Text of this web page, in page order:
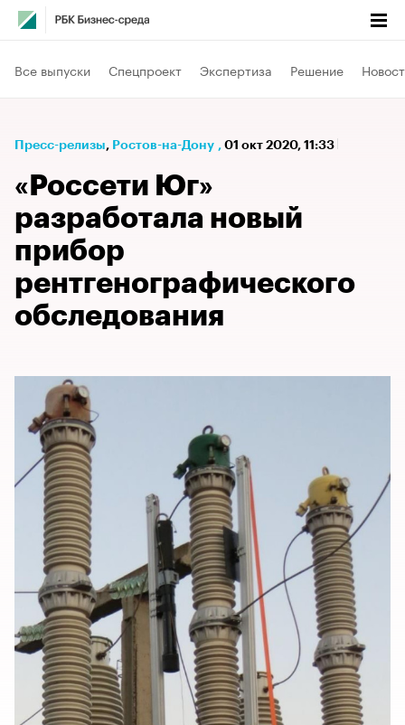
Все выпуски Спецпроект Экспертиза Решение
Пресс-релизы⁠, Ростов-на-Дону , 01 окт 2020, 11:33
«Россети Юг»
разработала новый
прибор
рентгенографического
обследования